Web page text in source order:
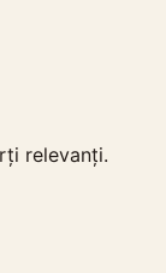
relevanți.